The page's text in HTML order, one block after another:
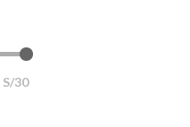
S/30